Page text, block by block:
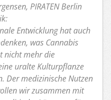
PIRATEN Berlin
Entwicklung hat auch
was Cannabis
nicht mehr die
uralte Kulturpflanze
Der medizinische Nutzen
wir zusammen mit